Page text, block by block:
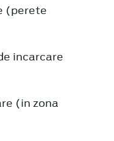
(perete
incarcare
(in zona